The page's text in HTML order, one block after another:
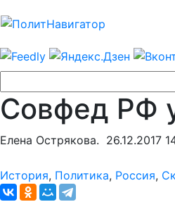
Совфед РФ
Елена Острякова. 26.12.2017
История, Политика, Россия,